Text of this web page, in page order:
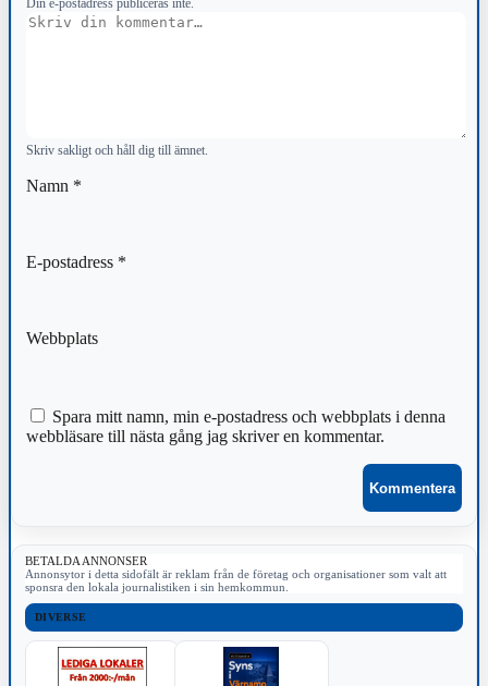
Din e-postadress publiceras inte.
Kommentar
Skriv sakligt och håll dig till ämnet.
Namn *
E-postadress *
Webbplats
Spara mitt namn, min e-postadress och webbplats i denna
webbläsare till nästa gång jag skriver en kommentar.
BETALDA ANNONSER
Annonsytor i detta sidofält är reklam från de företag och organisationer som valt att
sponsra den lokala journalistiken i sin hemkommun.
DIVERSE